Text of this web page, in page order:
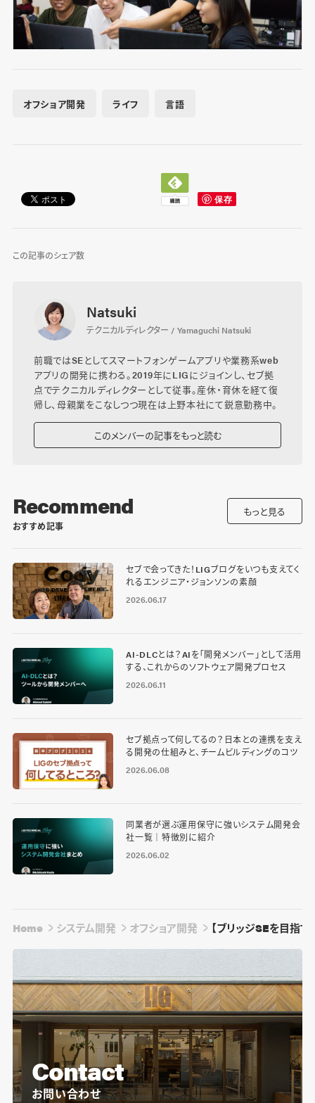
オフショア開発 ライフ 言語
この記事のシェア数
Natsuki
テクニカルディレクター / Yamaguchi Natsuki
前職ではSEとしてスマートフォンゲームアプリや業務系web
アプリの開発に携わる。2019年にLIGにジョインし、セブ拠
点でテクニカルディレクターとして従事。産休・育休を経て復
帰し、母親業をこなしつつ現在は上野本社にて鋭意勤務中。
このメンバーの記事をもっと読む
Recommend
おすすめ記事
もっと見る
セブで会ってきた！LIGブログをいつも支えてく
れるエンジニア・ジョンソンの素顔
2026.06.17
AI-DLCとは？AIを「開発メンバー」として活用
する、これからのソフトウェア開発プロセス
2026.06.11
セブ拠点って何してるの？日本との連携を支え
る開発の仕組みと、チームビルディングのコツ
2026.06.08
同業者が選ぶ運用保守に強いシステム開発会
社一覧｜特徴別に紹介
2026.06.02
Home システム開発 オフショア開発 【ブリッジSEを目指
Contact
お問い合わせ